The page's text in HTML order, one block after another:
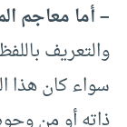
– أما معاجم
والتعريف
سواء كان هذا